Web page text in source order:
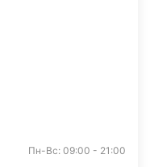
Пн-Вс: 09:00 - 21:00